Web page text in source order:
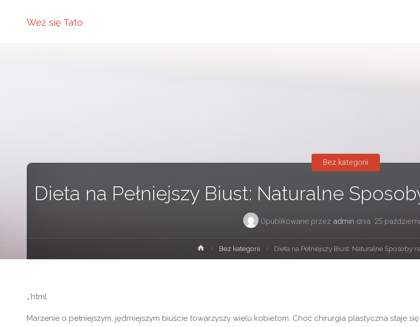
Weź się Tato
Dieta na Pełniejszy Biust: Naturalne
Opublikowane przez admin dnia 25
Bez kategorii
Strona
główna
Bez kategorii Dieta na Pełniejszy Biust: Naturalne Sposoby
„`html
Marzenie o pełniejszym, jędrniejszym biuście towarzyszy wielu kobietom. Choć chirurgia plastyczna staje